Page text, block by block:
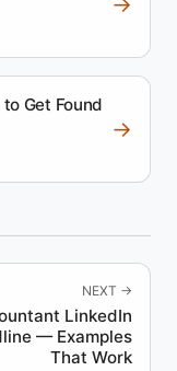
Get Found
→
NEXT →
LinkedIn
— Examples
That Work